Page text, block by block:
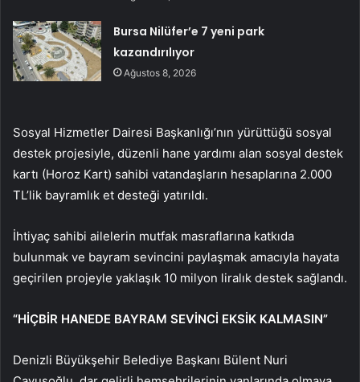
Bursa Nilüfer’e 7 yeni park
kazandırılıyor
Ağustos 8, 2026
Sosyal Hizmetler Dairesi Başkanlığı’nın yürüttüğü sosyal
destek projesiyle, düzenli hane yardımı alan sosyal destek
kartı (Horoz Kart) sahibi vatandaşların hesaplarına 2.000
TL’lik bayramlık et desteği yatırıldı.
İhtiyaç sahibi ailelerin mutfak masraflarına katkıda
bulunmak ve bayram sevincini paylaşmak amacıyla hayata
geçirilen projeyle yaklaşık 10 milyon liralık destek sağlandı.
“HİÇBİR HANEDE BAYRAM SEVİNCİ EKSİK KALMASIN”
Denizli Büyükşehir Belediye Başkanı Bülent Nuri